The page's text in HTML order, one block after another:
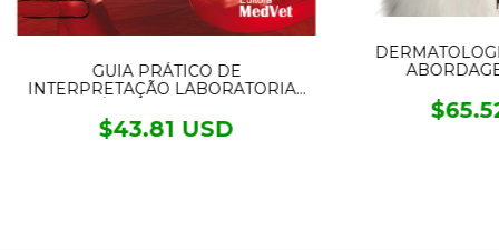
GUIA PRÁTICO DE
INTERPRETAÇÃO LABORATORIAL
PEQUENOS ANIMAIS
$43.81 USD